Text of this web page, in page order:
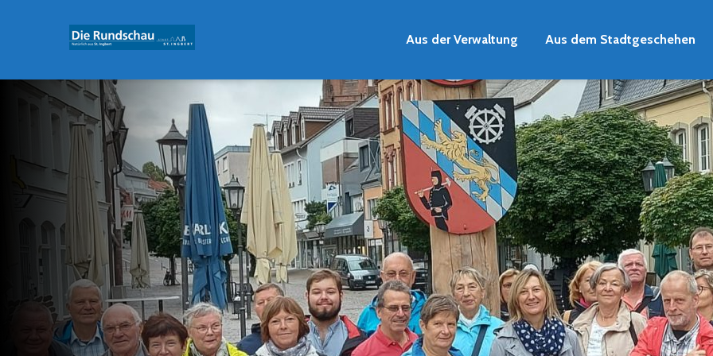
Aus der Verwaltung Aus dem Stadtgeschehen